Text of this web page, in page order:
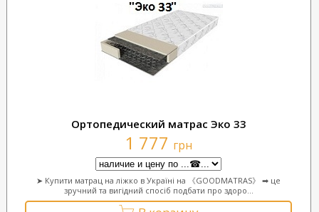
Ортопедический матрас Эко 33
1 777 грн
➤ Купити матрац на ліжко в Україні на 《GOODMATRAS》 ➡ це
зручний та вигідний спосіб подбати про здоро...